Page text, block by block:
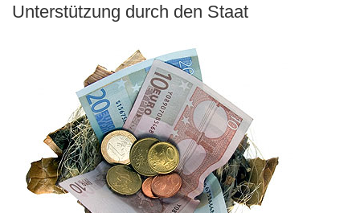
Unterstützung durch den Staat